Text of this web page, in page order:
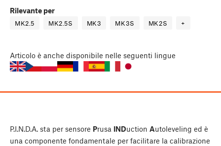
Rilevante per
MK2.5 MK2.5S MK3 MK3S MK2S +
Articolo è anche disponibile nelle seguenti lingue
P.I.N.D.A. sta per sensore Prusa INDuction Autoleveling ed è
una componente fondamentale per facilitare la calibrazione